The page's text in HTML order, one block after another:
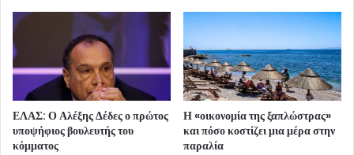
ΕΛΑΣ: Ο Αλέξης Δέδες ο πρώτος
υποψήφιος βουλευτής του
κόμματος
Η «οικονομία της ξαπλώστρας»
και πόσο κοστίζει μια μέρα στην
παραλία